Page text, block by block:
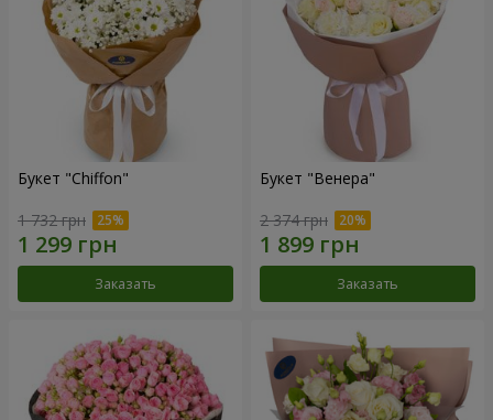
Букет "Chiffon"
1 732 грн
Заказать
Букет "Венера"
2 374 грн
Заказать